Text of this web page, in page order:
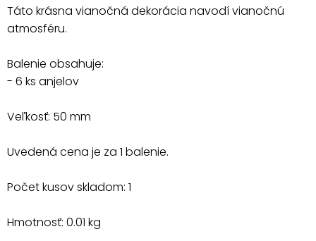
Táto krásna vianočná dekorácia navodí vianočnú
atmosféru.
Balenie obsahuje:
- 6 ks anjelov
Veľkosť: 50 mm
Uvedená cena je za 1 balenie.
Počet kusov skladom: 1
Hmotnosť: 0.01 kg